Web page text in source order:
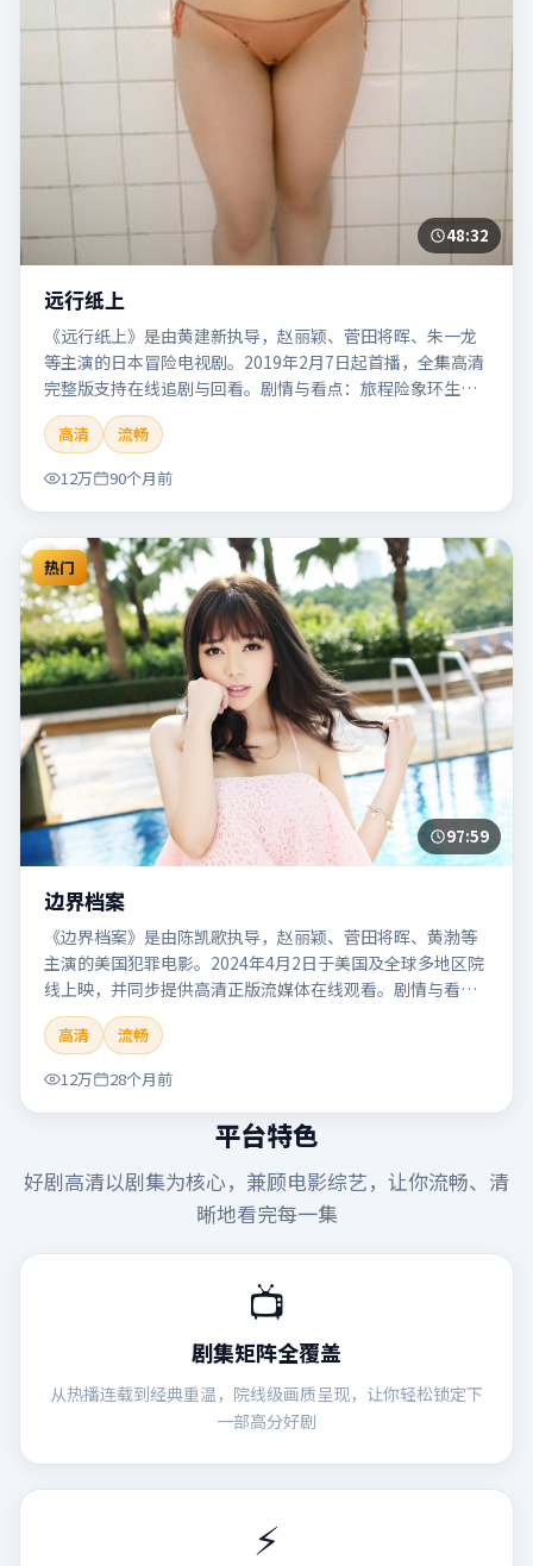
48:32
远行纸上
《远行纸上》是由黄建新执导，赵丽颖、菅田将晖、朱一龙
等主演的日本冒险电视剧。2019年2月7日起首播，全集高清
完整版支持在线追剧与回看。剧情与看点：旅程险象环生，
奇观与友情并行，带来沉浸式探险体验。本片适合检索「远
行纸上」「黄建新」「冒险」「日本」「2019」「2019-02-
07上映」等关键词的影迷阅读简介与主创信息。
高清
流畅
12万
90个月前
热门
97:59
边界档案
《边界档案》是由陈凯歌执导，赵丽颖、菅田将晖、黄渤等
主演的美国犯罪电影。2024年4月2日于美国及全球多地区院
线上映，并同步提供高清正版流媒体在线观看。剧情与看
点：聚焦案件与人性灰色地带，张力十足，兼具社会观察与
戏剧冲突。本片适合检索「边界档案」「陈凯歌」「犯罪」
「美国」「2024」「2024-04-02上映」等关键词的影迷阅读
简介与主创信息。
高清
流畅
12万
28个月前
平台特色
好剧高清以剧集为核心，兼顾电影综艺，让你流畅、清
晰地看完每一集
📺
剧集矩阵全覆盖
从热播连载到经典重温，院线级画质呈现，让你轻松锁定下
一部高分好剧
⚡